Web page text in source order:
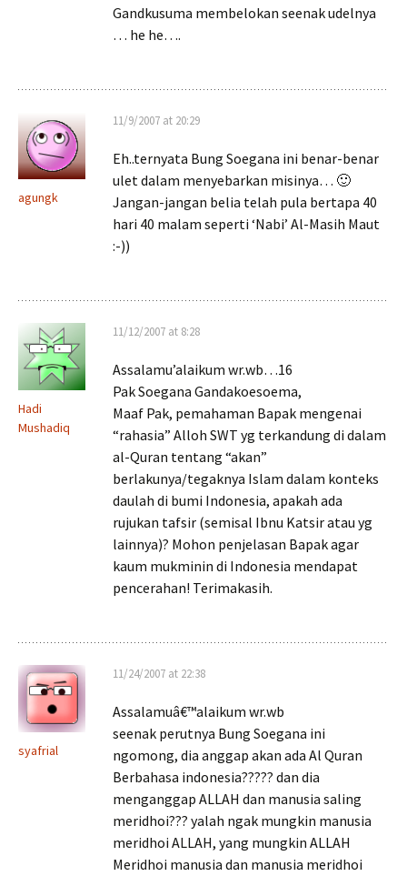
Gandkusuma membelokan seenak udelnya
… he he….
agungk
11/9/2007 at 20:29
Eh..ternyata Bung Soegana ini benar-benar
ulet dalam menyebarkan misinya… 🙂
Jangan-jangan belia telah pula bertapa 40
hari 40 malam seperti ‘Nabi’ Al-Masih Maut
:-))
Hadi
Mushadiq
11/12/2007 at 8:28
Assalamu’alaikum wr.wb…16
Pak Soegana Gandakoesoema,
Maaf Pak, pemahaman Bapak mengenai
“rahasia” Alloh SWT yg terkandung di dalam
al-Quran tentang “akan”
berlakunya/tegaknya Islam dalam konteks
daulah di bumi Indonesia, apakah ada
rujukan tafsir (semisal Ibnu Katsir atau yg
lainnya)? Mohon penjelasan Bapak agar
kaum mukminin di Indonesia mendapat
pencerahan! Terimakasih.
syafrial
11/24/2007 at 22:38
Assalamuâ€™alaikum wr.wb
seenak perutnya Bung Soegana ini
ngomong, dia anggap akan ada Al Quran
Berbahasa indonesia????? dan dia
menganggap ALLAH dan manusia saling
meridhoi??? yalah ngak mungkin manusia
meridhoi ALLAH, yang mungkin ALLAH
Meridhoi manusia dan manusia meridhoi